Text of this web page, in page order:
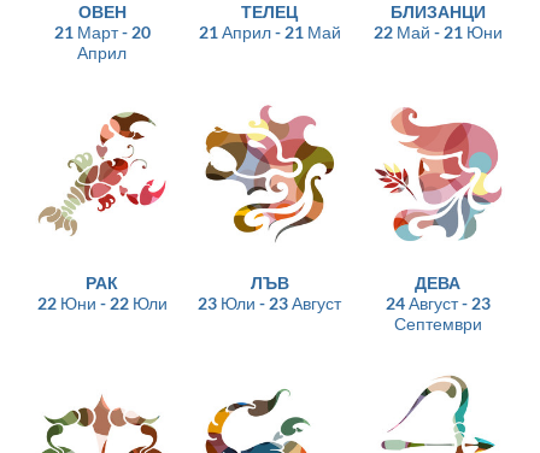
ОВЕН
21 Март - 20
Април
ТЕЛЕЦ
21 Април - 21 Май
БЛИЗАНЦИ
22 Май - 21 Юни
РАК
22 Юни - 22 Юли
ЛЪВ
23 Юли - 23 Август
ДЕВА
24 Август - 23
Септември